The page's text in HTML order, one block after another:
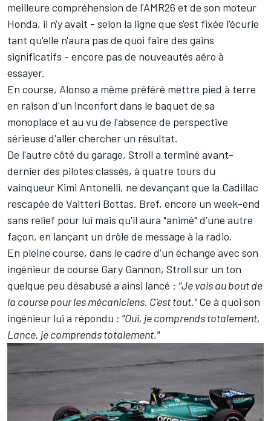
meilleure compréhension de l'AMR26 et de son moteur
Honda, il n'y avait - selon la ligne que s'est fixée l'écurie
tant qu'elle n'aura pas de quoi faire des gains
significatifs - encore pas de nouveautés aéro à
essayer.
En course, Alonso a même préféré mettre pied à terre
en raison d'un inconfort dans le baquet de sa
monoplace et au vu de l'absence de perspective
sérieuse d'aller chercher un résultat.
De l'autre côté du garage, Stroll a terminé avant-
dernier des pilotes classés, à quatre tours du
vainqueur Kimi Antonelli, ne devançant que la Cadillac
rescapée de Valtteri Bottas. Bref, encore un week-end
sans relief pour lui mais qu'il aura "animé" d'une autre
façon, en lançant un drôle de message à la radio.
En pleine course, dans le cadre d'un échange avec son
ingénieur de course Gary Gannon, Stroll sur un ton
quelque peu désabusé a ainsi lancé : "Je vais au bout de
la course pour les mécaniciens. C'est tout."Ce à quoi son
ingénieur lui a répondu : "Oui, je comprends totalement,
Lance, je comprends totalement."